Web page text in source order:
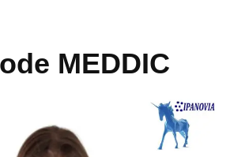
MEDDIC